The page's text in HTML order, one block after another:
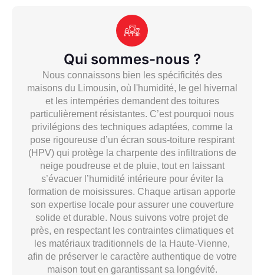
Qui sommes-nous ?
Nous connaissons bien les spécificités des
maisons du Limousin, où l'humidité, le gel hivernal
et les intempéries demandent des toitures
particulièrement résistantes. C’est pourquoi nous
privilégions des techniques adaptées, comme la
pose rigoureuse d’un écran sous-toiture respirant
(HPV) qui protège la charpente des infiltrations de
neige poudreuse et de pluie, tout en laissant
s’évacuer l’humidité intérieure pour éviter la
formation de moisissures. Chaque artisan apporte
son expertise locale pour assurer une couverture
solide et durable. Nous suivons votre projet de
près, en respectant les contraintes climatiques et
les matériaux traditionnels de la Haute-Vienne,
afin de préserver le caractère authentique de votre
maison tout en garantissant sa longévité.